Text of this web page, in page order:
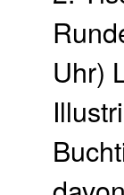
Uhr)